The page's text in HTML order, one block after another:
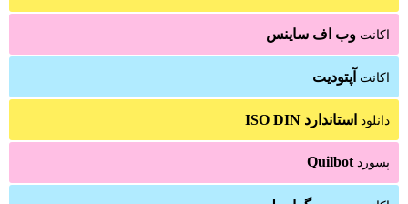
اکانت وب اف ساینس
اکانت آپتودیت
دانلود استاندارد ISO DIN
پسوردQuilbot